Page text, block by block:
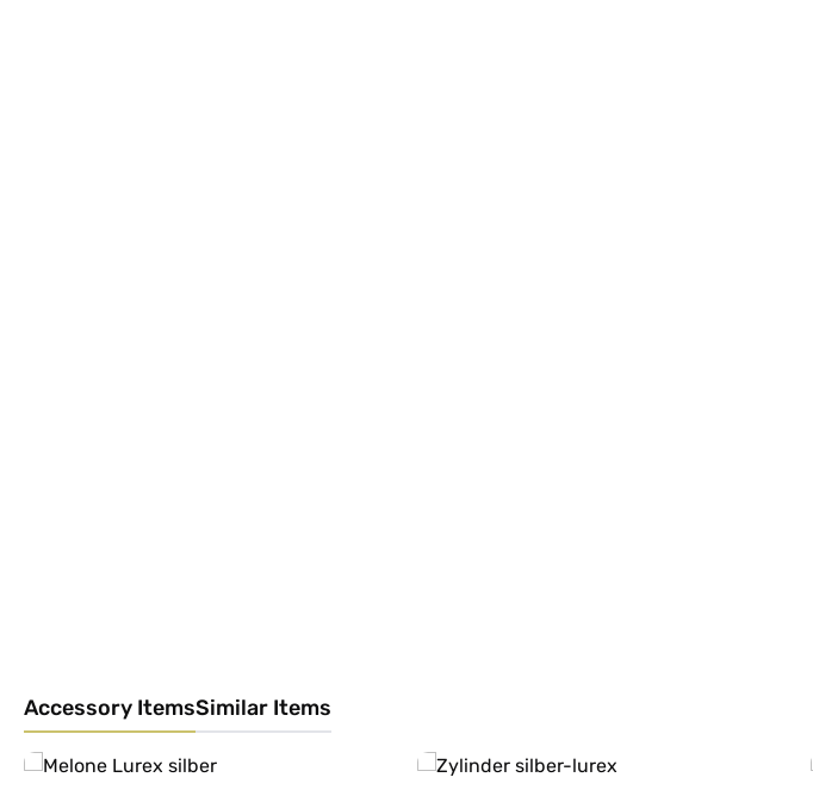
Accessory ItemsSimilar Items
Produktgalerie überspringen